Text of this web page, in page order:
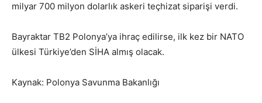
milyar 700 milyon dolarlık askeri teçhizat siparişi verdi.
Bayraktar TB2 Polonya’ya ihraç edilirse, ilk kez bir NATO
ülkesi Türkiye’den SİHA almış olacak.
Kaynak: Polonya Savunma Bakanlığı